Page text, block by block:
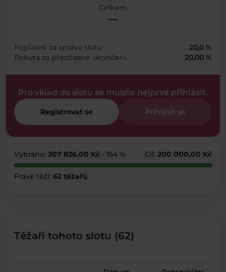
Celkem
—
Poplatek za správu slotu
20,0 %
Pokuta za předčasné ukončení
20,00 %
Pro vklad do slotu se musíte nejprve přihlásit.
Registrovat se Přihlásit se
Vybráno: 307 826,00 Kč - 154 % Cíl: 200 000,00 Kč
Právě těží: 62 těžařů
Těžaři tohoto slotu (62)